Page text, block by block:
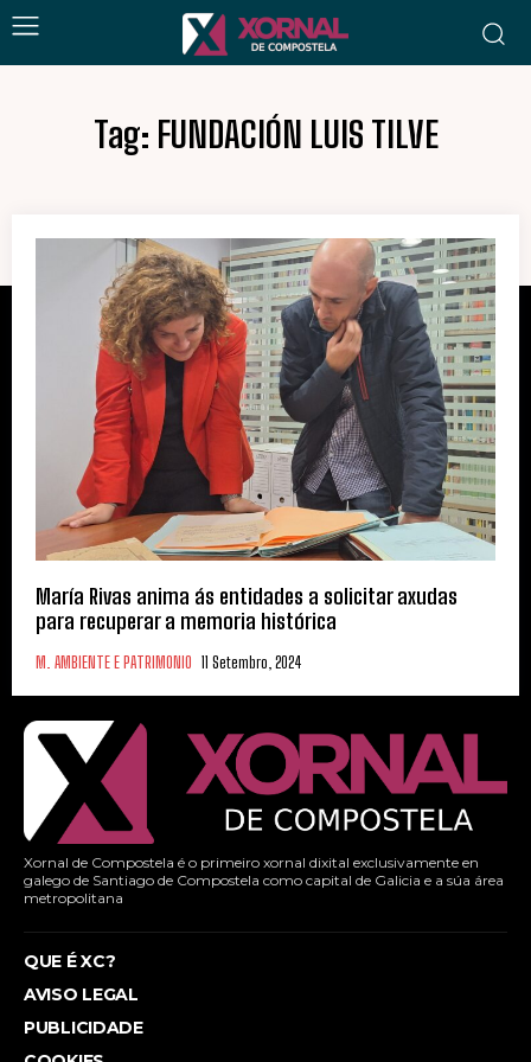
Tag: FUNDACIÓN LUIS TILVE
María Rivas anima ás entidades a solicitar axudas
para recuperar a memoria histórica
M. AMBIENTE E PATRIMONIO 11 Setembro, 2024
Xornal de Compostela é o primeiro xornal dixital exclusivamente en
galego de Santiago de Compostela como capital de Galicia e a súa área
metropolitana
QUE É XC?
AVISO LEGAL
PUBLICIDADE